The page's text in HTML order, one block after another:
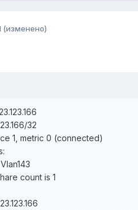
(изменено)
32
1, metric 0 (connected)
count is 1